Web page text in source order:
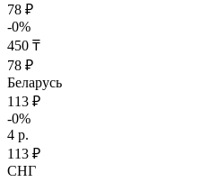
78 ₽
-0%
450 ₸
78 ₽
Беларусь
113 ₽
-0%
4 р.
113 ₽
СНГ